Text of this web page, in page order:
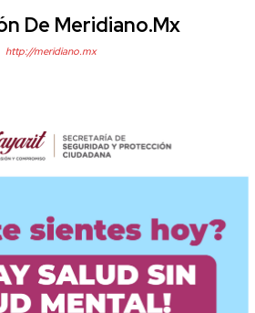
De Meridiano.mx
http://meridiano.mx